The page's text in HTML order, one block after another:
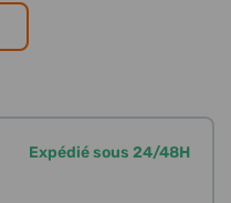
Expédié sous 24/48H